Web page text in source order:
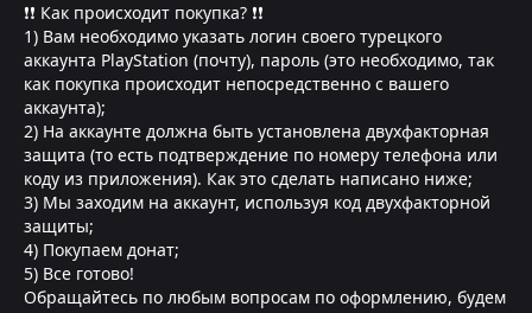
❗❗ Как происходит покупка? ❗❗
1) Вам необходимо указать логин своего турецкого
аккаунта PlayStation (почту), пароль (это необходимо, так
как покупка происходит непосредственно с вашего
аккаунта);
2) На аккаунте должна быть установлена двухфакторная
защита (то есть подтверждение по номеру телефона или
коду из приложения). Как это сделать написано ниже;
3) Мы заходим на аккаунт, используя код двухфакторной
защиты;
4) Покупаем донат;
5) Все готово!
Обращайтесь по любым вопросам по оформлению, будем